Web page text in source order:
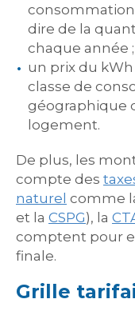
consommation
dire de la
chaque année ;
un prix du
classe de
géographique
logement.
De plus, les
compte des
naturel comme
et la CSPG), la
comptent pour
finale.
Grille